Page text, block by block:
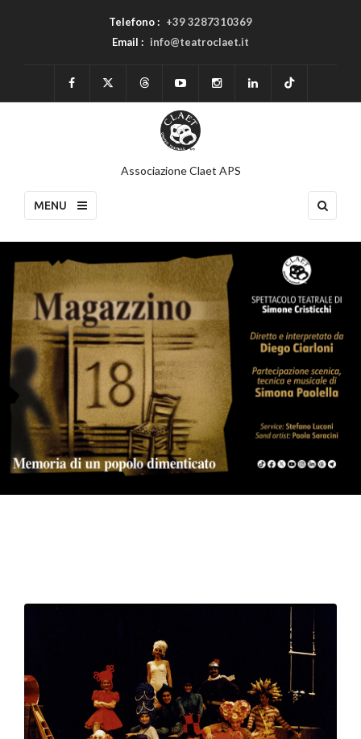
Telefono : +39 3287310369
Email : info@teatroclaet.it
Associazione Claet APS
MENU